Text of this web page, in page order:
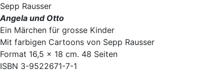
Sepp Rausser
Angela und Otto
Ein Märchen für grosse Kinder
Mit farbigen Cartoons von Sepp Rausser
Format 16,5 × 18 cm. 48 Seiten
ISBN 3-9522671-7-1